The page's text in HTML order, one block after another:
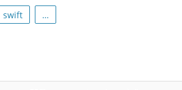
swift …